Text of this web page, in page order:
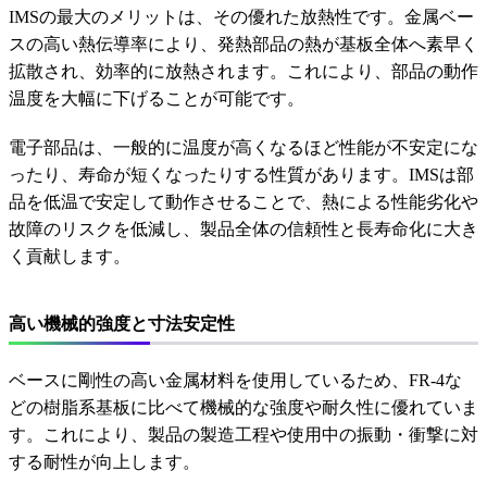
IMSの最大のメリットは、その優れた放熱性です。金属ベー
スの高い熱伝導率により、発熱部品の熱が基板全体へ素早く
拡散され、効率的に放熱されます。これにより、部品の動作
温度を大幅に下げることが可能です。
電子部品は、一般的に温度が高くなるほど性能が不安定にな
ったり、寿命が短くなったりする性質があります。IMSは部
品を低温で安定して動作させることで、熱による性能劣化や
故障のリスクを低減し、製品全体の信頼性と長寿命化に大き
く貢献します。
高い機械的強度と寸法安定性
ベースに剛性の高い金属材料を使用しているため、FR-4な
どの樹脂系基板に比べて機械的な強度や耐久性に優れていま
す。これにより、製品の製造工程や使用中の振動・衝撃に対
する耐性が向上します。